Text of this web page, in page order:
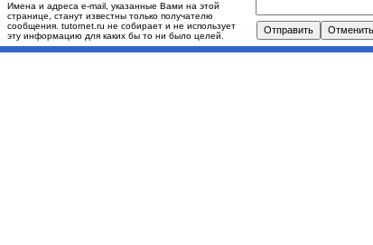
Имена и адреса e-mail, указанные Вами на этой
странице, станут известны только получателю
сообщения. tutornet.ru не собирает и не использует
эту информацию для каких бы то ни было целей.